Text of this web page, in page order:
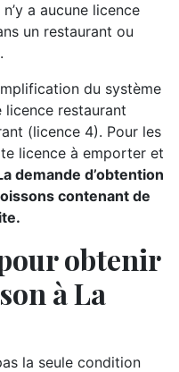
a aucune licence
un restaurant ou
du système
restaurant
(licence 4). Pour les
licence à emporter et
demande d’obtention
contenant de
obtenir
à La
la seule condition